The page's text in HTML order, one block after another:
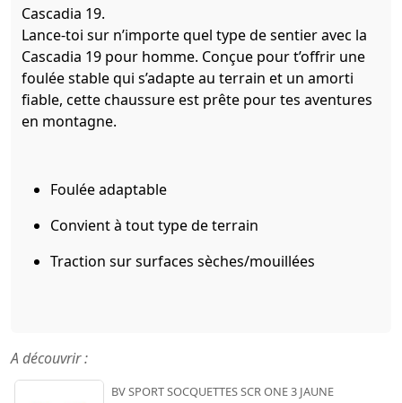
Cascadia 19.
Lance-toi sur n’importe quel type de sentier avec la
Cascadia 19 pour homme. Conçue pour t’offrir une
foulée stable qui s’adapte au terrain et un amorti
fiable, cette chaussure est prête pour tes aventures
en montagne.
Foulée adaptable
Convient à tout type de terrain
Traction sur surfaces sèches/mouillées
A découvrir :
BV SPORT SOCQUETTES SCR ONE 3 JAUNE